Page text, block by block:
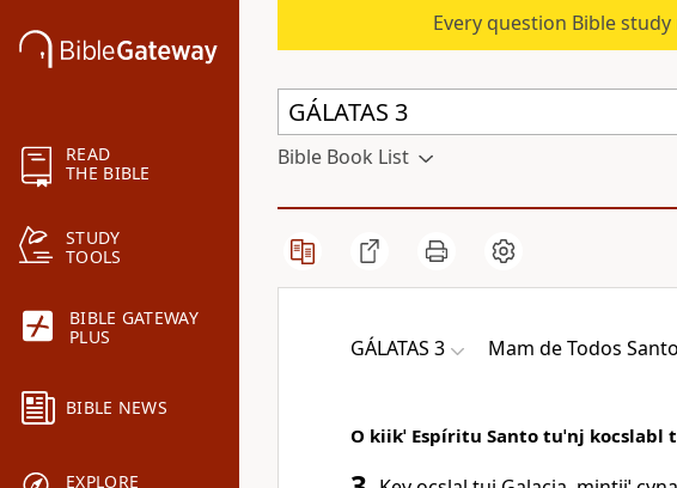
READ
THE BIBLE
STUDY
TOOLS
BIBLE GATEWAY
PLUS
BIBLE NEWS
EXPLORE
Every question Bible
Bible Book List
GÁLATAS 3 Mam de Todos
O kiikˈ Espíritu Santo tuˈnj